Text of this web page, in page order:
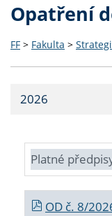
Opatření
FF > Fakulta >
2026
Platné
OD č. 8/